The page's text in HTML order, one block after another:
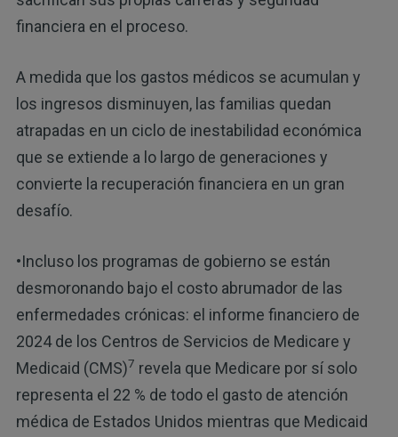
financiera en el proceso.
A medida que los gastos médicos se acumulan y
los ingresos disminuyen, las familias quedan
atrapadas en un ciclo de inestabilidad económica
que se extiende a lo largo de generaciones y
convierte la recuperación financiera en un gran
desafío.
•Incluso los programas de gobierno se están
desmoronando bajo el costo abrumador de las
enfermedades crónicas: el informe financiero de
2024 de los Centros de Servicios de Medicare y
Medicaid (CMS)7 revela que Medicare por sí solo
representa el 22 % de todo el gasto de atención
médica de Estados Unidos mientras que Medicaid